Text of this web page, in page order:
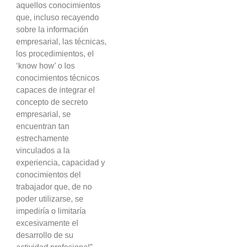
aquellos conocimientos
que, incluso recayendo
sobre la información
empresarial, las técnicas,
los procedimientos, el
‘know how’ o los
conocimientos técnicos
capaces de integrar el
concepto de secreto
empresarial, se
encuentran tan
estrechamente
vinculados a la
experiencia, capacidad y
conocimientos del
trabajador que, de no
poder utilizarse, se
impediría o limitaría
excesivamente el
desarrollo de su